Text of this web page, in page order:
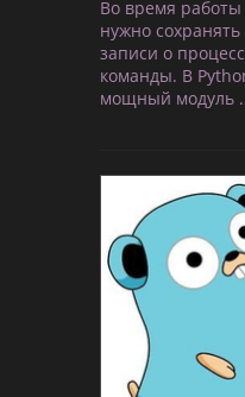
Во время
нужно
записи о
команды. В
мощный модуль